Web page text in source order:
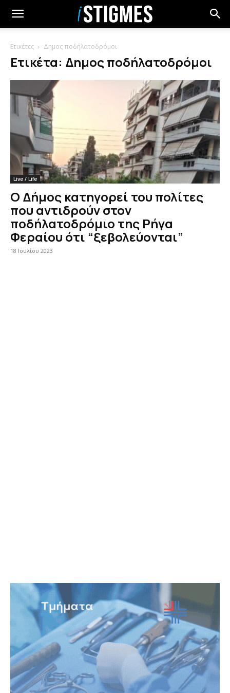
Ετικέτες Δημος ποδήλατοδρόμοι
Ετικέτα: Δημος ποδήλατοδρόμοι
Live / Life
Ο Δήμος κατηγορεί του πολίτες
που αντιδρούν στον
ποδήλατοδρόμιο της Ρήγα
Φεραίου ότι “ξεβολεύονται”
18 Ιουλίου 2023